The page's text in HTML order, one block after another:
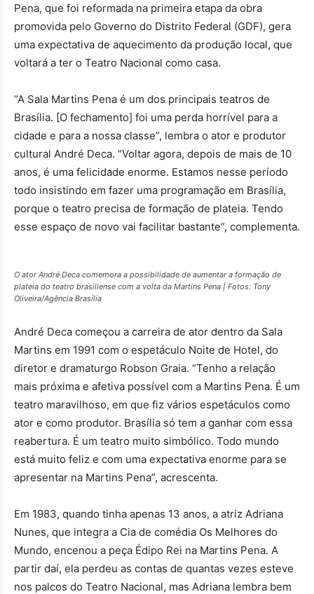
Pena, que foi reformada na primeira etapa da obra
promovida pelo Governo do Distrito Federal (GDF), gera
uma expectativa de aquecimento da produção local, que
voltará a ter o Teatro Nacional como casa.
“A Sala Martins Pena é um dos principais teatros de
Brasília. [O fechamento] foi uma perda horrível para a
cidade e para a nossa classe”, lembra o ator e produtor
cultural André Deca. “Voltar agora, depois de mais de 10
anos, é uma felicidade enorme. Estamos nesse período
todo insistindo em fazer uma programação em Brasília,
porque o teatro precisa de formação de plateia. Tendo
esse espaço de novo vai facilitar bastante”, complementa.
O ator André Deca comemora a possibilidade de aumentar a formação de
plateia do teatro brasiliense com a volta da Martins Pena | Fotos: Tony
Oliveira/Agência Brasília
André Deca começou a carreira de ator dentro da Sala
Martins em 1991 com o espetáculo Noite de Hotel, do
diretor e dramaturgo Robson Graia. “Tenho a relação
mais próxima e afetiva possível com a Martins Pena. É um
teatro maravilhoso, em que fiz vários espetáculos como
ator e como produtor. Brasília só tem a ganhar com essa
reabertura. É um teatro muito simbólico. Todo mundo
está muito feliz e com uma expectativa enorme para se
apresentar na Martins Pena”, acrescenta.
Em 1983, quando tinha apenas 13 anos, a atriz Adriana
Nunes, que integra a Cia de comédia Os Melhores do
Mundo, encenou a peça Édipo Rei na Martins Pena. A
partir daí, ela perdeu as contas de quantas vezes esteve
nos palcos do Teatro Nacional, mas Adriana lembra bem